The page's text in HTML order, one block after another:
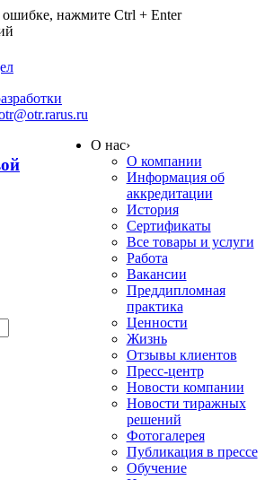
нажмите Ctrl + Enter
О нас›
О компании
Информация об
аккредитации
История
Сертификаты
Все товары и услуги
Работа
Вакансии
Преддипломная
практика
Ценности
Жизнь
Отзывы клиентов
Пресс-центр
Новости компании
Новости тиражных
решений
Фотогалерея
Публикация в прессе
Обучение